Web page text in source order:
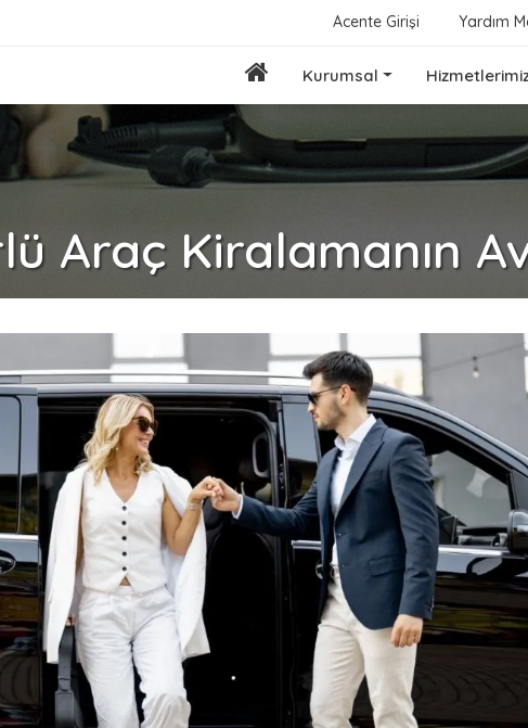
Acente Girişi Yardım
Kurumsal
Araç Kiralamanın